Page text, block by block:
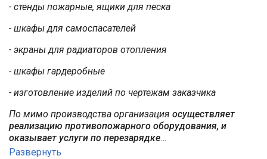
- стенды пожарные, ящики для песка
- шкафы для самоспасателей
- экраны для радиаторов отопления
- шкафы гардеробные
- изготовление изделий по чертежам заказчика
По мимо производства организация осуществляет
реализацию противопожарного оборудования, и
оказывает услуги по перезарядке…
Развернуть